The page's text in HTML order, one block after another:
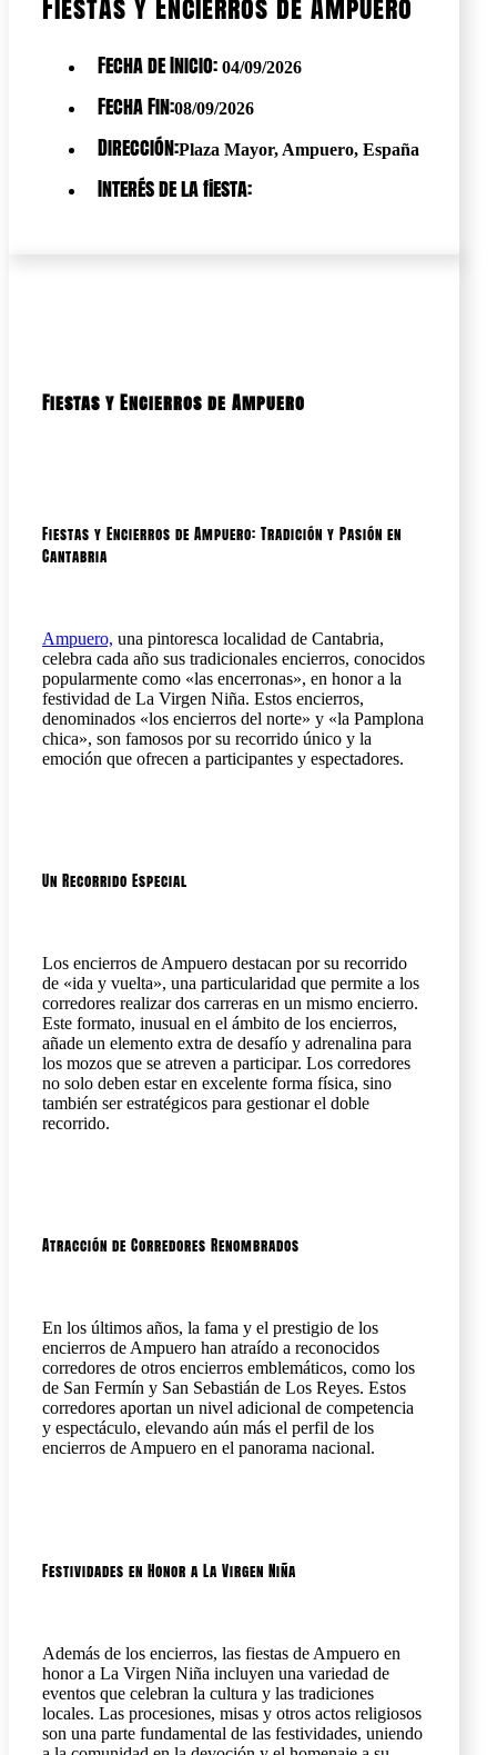
Fecha de Inicio: 04/09/2026
Fecha Fin:08/09/2026
Dirección:Plaza Mayor, Ampuero, España
Interés de la fiesta:
Fiestas y Encierros de Ampuero
Fiestas y Encierros de Ampuero: Tradición y Pasión en
Cantabria
Ampuero, una pintoresca localidad de Cantabria,
celebra cada año sus tradicionales encierros, conocidos
popularmente como «las encerronas», en honor a la
festividad de La Virgen Niña. Estos encierros,
denominados «los encierros del norte» y «la Pamplona
chica», son famosos por su recorrido único y la
emoción que ofrecen a participantes y espectadores.
Un Recorrido Especial
Los encierros de Ampuero destacan por su recorrido
de «ida y vuelta», una particularidad que permite a los
corredores realizar dos carreras en un mismo encierro.
Este formato, inusual en el ámbito de los encierros,
añade un elemento extra de desafío y adrenalina para
los mozos que se atreven a participar. Los corredores
no solo deben estar en excelente forma física, sino
también ser estratégicos para gestionar el doble
recorrido.
Atracción de Corredores Renombrados
En los últimos años, la fama y el prestigio de los
encierros de Ampuero han atraído a reconocidos
corredores de otros encierros emblemáticos, como los
de San Fermín y San Sebastián de Los Reyes. Estos
corredores aportan un nivel adicional de competencia
y espectáculo, elevando aún más el perfil de los
encierros de Ampuero en el panorama nacional.
Festividades en Honor a La Virgen Niña
Además de los encierros, las fiestas de Ampuero en
honor a La Virgen Niña incluyen una variedad de
eventos que celebran la cultura y las tradiciones
locales. Las procesiones, misas y otros actos religiosos
son una parte fundamental de las festividades, uniendo